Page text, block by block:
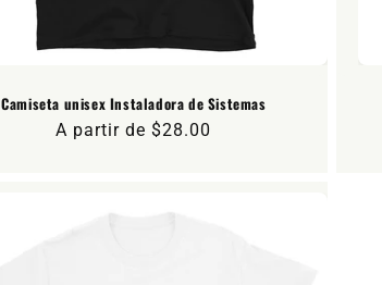
Camiseta unisex Instaladora de Sistemas
Precio
A partir de $28.00